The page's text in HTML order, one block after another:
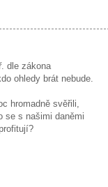
dle zákona
ohledy brát nebude.
hromadně svěřili,
se s našimi daněmi